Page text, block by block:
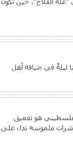
ليلةً في ضيافة أهل
هو تعميق
مؤشرات ملموسة تدل على